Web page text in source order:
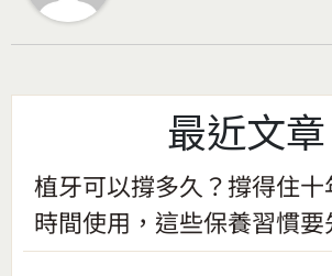
最近文章
植牙可以撐多久？撐得住
時間使用，這些保養習慣要